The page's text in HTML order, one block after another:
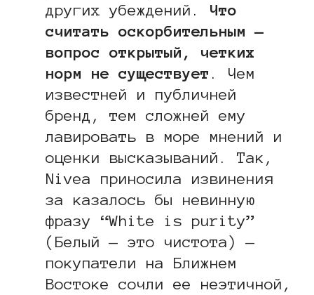
других убеждений. Что
считать оскорбительным —
вопрос открытый, четких
норм не существует . Чем
известней и публичней
бренд, тем сложней ему
лавировать в море мнений и
оценки высказываний. Так,
Nivea приносила извинения
за казалось бы невинную
фразу “White is purity”
(Белый — это чистота) —
покупатели на Ближнем
Востоке сочли ее неэтичной,